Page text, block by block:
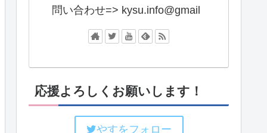
問い合わせ=> kysu.info@gmail
応援よろしくお願いします！
やすをフォロー